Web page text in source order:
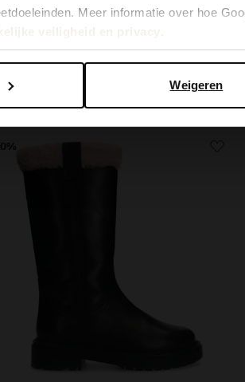
Meer informatie over hoe
Weigeren
stay in Dutch